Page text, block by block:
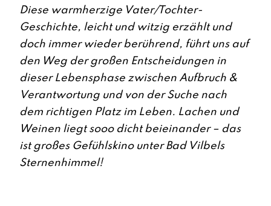
Diese warmherzige Vater/Tochter-
Geschichte, leicht und witzig erzählt und
doch immer wieder berührend, führt uns auf
den Weg der großen Entscheidungen in
dieser Lebensphase zwischen Aufbruch &
Verantwortung und von der Suche nach
dem richtigen Platz im Leben. Lachen und
Weinen liegt sooo dicht beieinander – das
ist großes Gefühlskino unter Bad Vilbels
Sternenhimmel!